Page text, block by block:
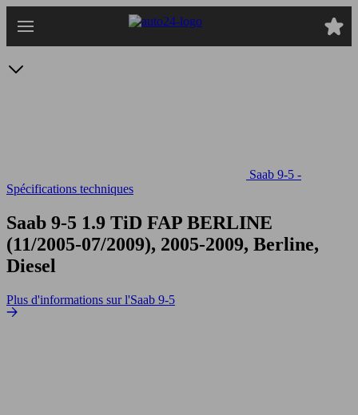
au
Saab 9-5 -
Spécifications techniques
Saab 9-5 1.9 TiD FAP BERLINE
(11/2005-07/2009), 2005-2009, Berline,
Diesel
Plus d'informations sur l'Saab 9-5